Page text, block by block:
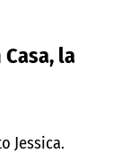
la
Jessica.